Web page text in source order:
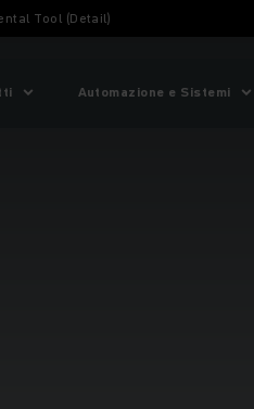
Tool (Detail)
Automazione e Sistemi